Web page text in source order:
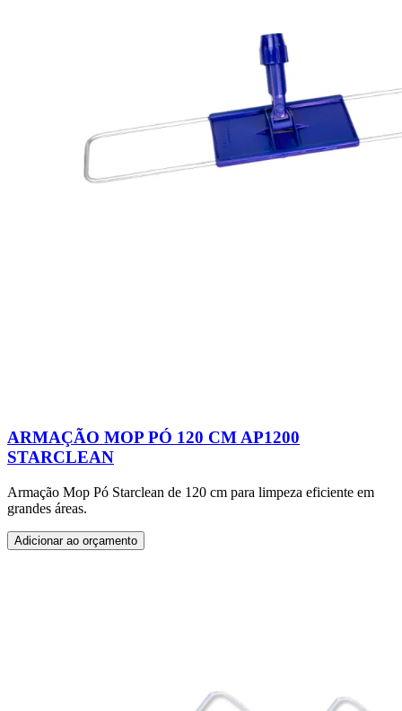
ARMAÇÃO MOP PÓ 120 CM AP1200
STARCLEAN
Armação Mop Pó Starclean de 120 cm para limpeza eficiente em
grandes áreas.
Adicionar ao orçamento